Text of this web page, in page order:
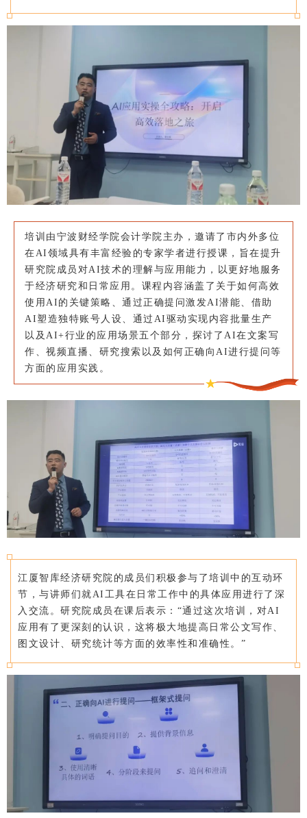
培训由宁波财经学院会计学院主办，邀请了市内外多位
在AI领域具有丰富经验的专家学者进行授课，旨在提升
研究院成员对AI技术的理解与应用能力，以更好地服务
于经济研究和日常应用。课程内容涵盖了关于如何高效
使用AI的关键策略、通过正确提问激发AI潜能、借助
AI塑造独特账号人设、通过AI驱动实现内容批量生产
以及AI+行业的应用场景五个部分，探讨了AI在文案写
作、视频直播、研究搜索以及如何正确向AI进行提问等
方面的应用实践。
江厦智库经济研究院的成员们积极参与了培训中的互动环
节，与讲师们就AI工具在日常工作中的具体应用进行了深
入交流。研究院成员在课后表示：“通过这次培训，对AI
应用有了更深刻的认识，这将极大地提高日常公文写作、
图文设计、研究统计等方面的效率性和准确性。”